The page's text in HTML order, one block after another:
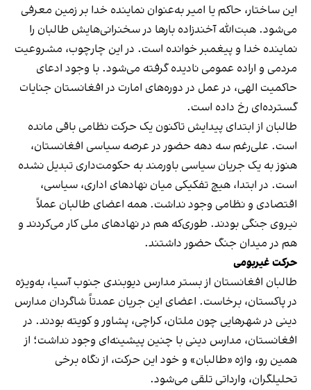
این ساختار، حاکم یا امیر به‌عنوان نماینده خدا بر زمین معرفی
می‌شود. هبت‌الله آخندزاده بارها در سخنرانی‌هایش طالبان را
نماینده خدا و پیغمبر خوانده است. در این چارچوب، مشروعیت
مردمی و اراده عمومی نادیده گرفته می‌شود. با وجود ادعای
حاکمیت الهی، در عمل در دوره‌های امارت در افغانستان جنایات
گسترده‌ای رخ داده است.
طالبان از ابتدای پیدایش تاکنون یک حرکت نظامی باقی مانده
است. علی‌رغم سه دهه حضور در عرصه سیاسی افغانستان،
هنوز به یک جریان سیاسی باورمند به حکومت‌داری تبدیل نشده
است. در ابتدا، هیچ تفکیکی میان نهادهای اداری، سیاسی،
اقتصادی و نظامی وجود نداشت. همه اعضای طالبان عملاً
نیروی جنگی بودند. طوری‌که هم در نهادهای ملی کار می‌کردند و
هم در میدان جنگ حضور داشتند.
حرکت غیربومی
طالبان افغانستان از بستر مدارس دیوبندی جنوب آسیا، به‌ویژه
در پاکستان، برخاست. اعضای این جریان عمدتاً شاگردان مدارس
دینی در شهرهایی چون ملتان، کراچی، پشاور و کویته بودند. در
افغانستان، مدارس دینی با چنین پیشینه‌ای وجود نداشت؛ از
همین رو، واژه «طالبان» و خود این حرکت، از نگاه برخی
تحلیلگران، وارداتی تلقی می‌شود.